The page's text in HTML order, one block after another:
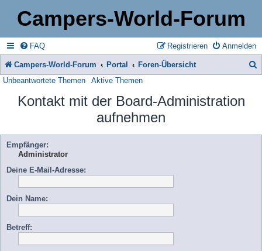
Campers-World-Forum
FAQ Anmelden
Registrieren
Campers-World-Forum Portal Foren-Übersicht
Unbeantwortete Themen Aktive Themen
Kontakt mit der Board-Administration
aufnehmen
Empfänger:
Administrator
Deine E-Mail-Adresse:
Dein Name:
Betreff: